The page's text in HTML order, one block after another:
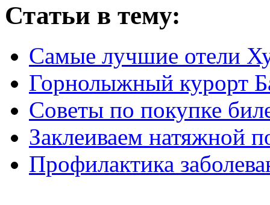
Статьи в тему:
Самые лучшие отели
Горнолыжный курорт
Советы по покупке
Заклеиваем натяжной
Профилактика